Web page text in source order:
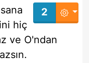
2
hiç
ve O'ndan